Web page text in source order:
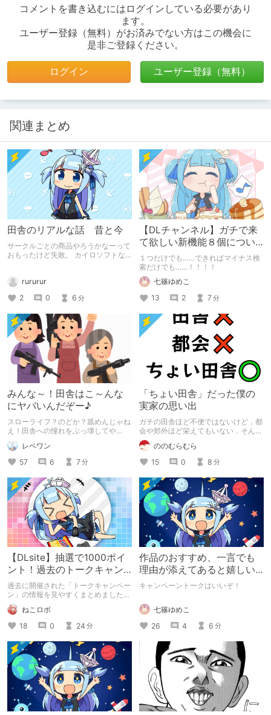
コメントを書き込むにはログインしている必要があり
ます。
ユーザー登録（無料）がお済みでない方はこの機会に
是非ご登録ください。
ログイン ユーザー登録（無料）
関連まとめ
田舎のリアルな話 昔と今
サークルごとの商品やろうかなーって
おもったけど失敗。 カイロソフトな
んとあほやなーって意気消沈。 ちょ
にあるけど千文字以下内から気合をか
話って詰まんないよね、本当に何もな
いところは何もない、住んでみないと
わからないよ。 ※起承転結を意識して
少し書き直しました。
rururur
2
0 6 分
【DLチャンネル】ガチで来
て欲しい新機能８個につい
て【９周年】
１つだけでも……できればマイナス検
索だけでも……！！！！
七篠ゆめこ
13
2 7分
みんな～！田舎はこ～んな
にヤバいんだぞー♪
スローライフ？のどか？舐めんじゃね
え！田舎への憧れをぶっ壊してや
る！！！
レベワン
57
6 7分
「ちょい田舎」だった僕の
実家の思い出
ガチの田舎ほど不便ではないけど，都
会や郊外ほど栄えてもいない．そんな
「ちょい田舎」に僕の実家はありまし
た． 昔の景色は失われてしまいまし
たが，今でもゆっくりとした時間を過
ごせる場所です．
ののむらむら
15
0 8 分
【DLsite】抽選で1000ポイ
ント！過去のトークキャン
ペーンまとめ【全133回】
過去に開催された「トークキャンペー
ン」の情報を見やすくまとめました。
テーマに合ったDLsiteのオススメ作品
を投稿すると抽選で1000ポイントが
もらえるかも？
ねこロボ
18
0 24 分
作品のおすすめ、一言でも
理由が添えてあると嬉しい
って話
キャンペーントークはいいぞ！
七篠ゆめこ
26
4 6 分